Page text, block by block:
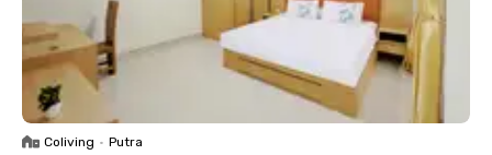
Coliving • Putra